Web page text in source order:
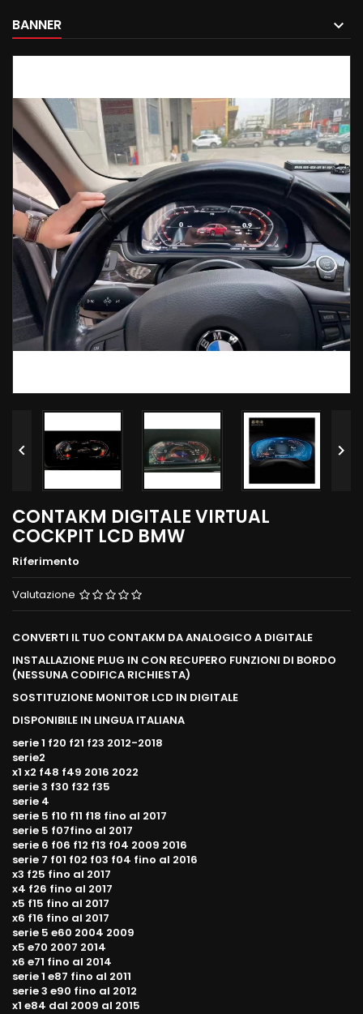
BANNER
 
CONTAKM DIGITALE VIRTUAL
COCKPIT LCD BMW
Riferimento
Valutazione
CONVERTI IL TUO CONTAKM DA ANALOGICO A DIGITALE
INSTALLAZIONE PLUG IN CON RECUPERO FUNZIONI DI BORDO
(NESSUNA CODIFICA RICHIESTA)
SOSTITUZIONE MONITOR LCD IN DIGITALE
DISPONIBILE IN LINGUA ITALIANA
serie 1 f20 f21 f23 2012-2018
serie2
x1 x2 f48 f49 2016 2022
serie 3 f30 f32 f35
serie 4
serie 5 f10 f11 f18 fino al 2017
serie 5 f07fino al 2017
serie 6 f06 f12 f13 f04 2009 2016
serie 7 f01 f02 f03 f04 fino al 2016
x3 f25 fino al 2017
x4 f26 fino al 2017
x5 f15 fino al 2017
x6 f16 fino al 2017
serie 5 e60 2004 2009
x5 e70 2007 2014
x6 e71 fino al 2014
serie 1 e87 fino al 2011
serie 3 e90 fino al 2012
x1 e84 dal 2009 al 2015